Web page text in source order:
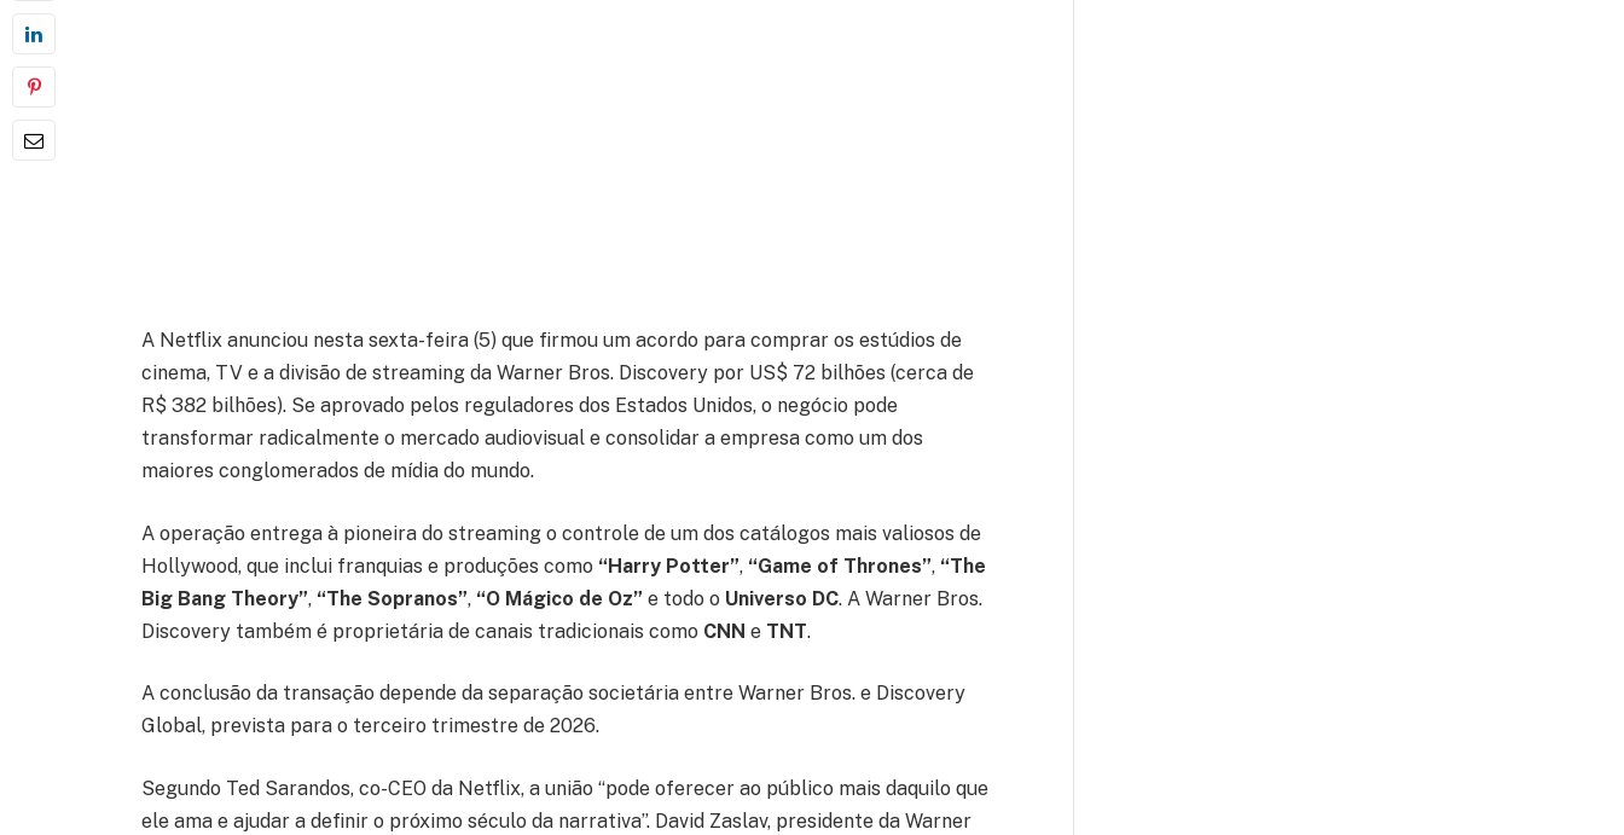
A Netflix anunciou nesta sexta-feira (5) que firmou um acordo para comprar os estúdios de
cinema, TV e a divisão de streaming da Warner Bros. Discovery por US$ 72 bilhões (cerca de
R$ 382 bilhões). Se aprovado pelos reguladores dos Estados Unidos, o negócio pode
transformar radicalmente o mercado audiovisual e consolidar a empresa como um dos
maiores conglomerados de mídia do mundo.
A operação entrega à pioneira do streaming o controle de um dos catálogos mais valiosos de
Hollywood, que inclui franquias e produções como “Harry Potter”, “Game of Thrones”, “The
Big Bang Theory”, “The Sopranos”, “O Mágico de Oz” e todo o Universo DC. A Warner Bros.
Discovery também é proprietária de canais tradicionais como CNN e TNT.
A conclusão da transação depende da separação societária entre Warner Bros. e Discovery
Global, prevista para o terceiro trimestre de 2026.
Segundo Ted Sarandos, co-CEO da Netflix, a união “pode oferecer ao público mais daquilo que
ele ama e ajudar a definir o próximo século da narrativa”. David Zaslav, presidente da Warner